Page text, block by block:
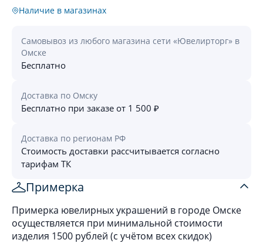
Наличие в магазинах
Самовывоз из любого магазина сети «Ювелирторг» в
Омске
Бесплатно
Доставка по Омску
Бесплатно при заказе от 1 500 ₽
Доставка по регионам РФ
Стоимость доставки рассчитывается согласно
тарифам ТК
Примерка
Примерка ювелирных украшений в городе Омске
осуществляется при минимальной стоимости
изделия 1500 рублей (с учётом всех скидок)